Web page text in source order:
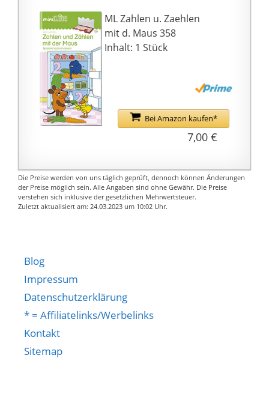
ML Zahlen u. Zaehlen
mit d. Maus 358
Inhalt: 1 Stück
Bei Amazon kaufen*
7,00 €
Die Preise werden von uns täglich geprüft, dennoch können Änderungen
der Preise möglich sein. Alle Angaben sind ohne Gewähr. Die Preise
verstehen sich inklusive der gesetzlichen Mehrwertsteuer.
Zuletzt aktualisiert am: 24.03.2023 um 10:02 Uhr.
Blog
Impressum
Datenschutzerklärung
* = Affiliatelinks/Werbelinks
Kontakt
Sitemap